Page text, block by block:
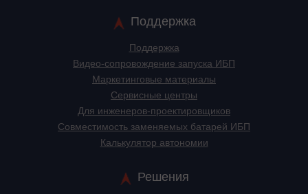
Поддержка
Поддержка
Видео-сопровождение запуска ИБП
Маркетинговые материалы
Сервисные центры
Для инженеров-проектировщиков
Cовместимость заменяемых батарей ИБП
Калькулятор автономии
Решения